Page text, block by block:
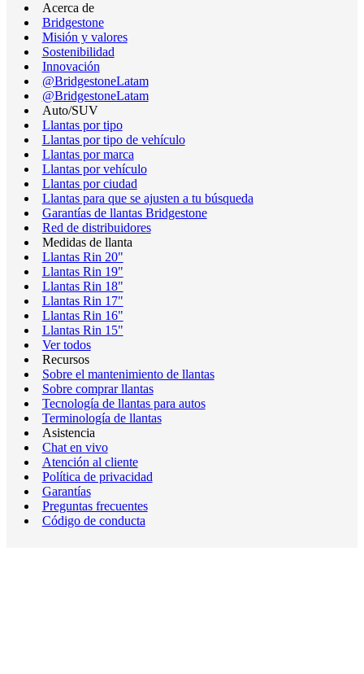
Acerca de
Bridgestone
Misión y valores
Sostenibilidad
Innovación
@BridgestoneLatam
@BridgestoneLatam
Auto/SUV
Llantas por tipo
Llantas por tipo de vehículo
Llantas por marca
Llantas por vehículo
Llantas por ciudad
Llantas para que se ajusten a tu búsqueda
Garantías de llantas Bridgestone
Red de distribuidores
Medidas de llanta
Llantas Rin 20"
Llantas Rin 19"
Llantas Rin 18"
Llantas Rin 17"
Llantas Rin 16"
Llantas Rin 15"
Ver todos
Recursos
Sobre el mantenimiento de llantas
Sobre comprar llantas
Tecnología de llantas para autos
Terminología de llantas
Asistencia
Chat en vivo
Atención al cliente
Política de privacidad
Garantías
Preguntas frecuentes
Código de conducta